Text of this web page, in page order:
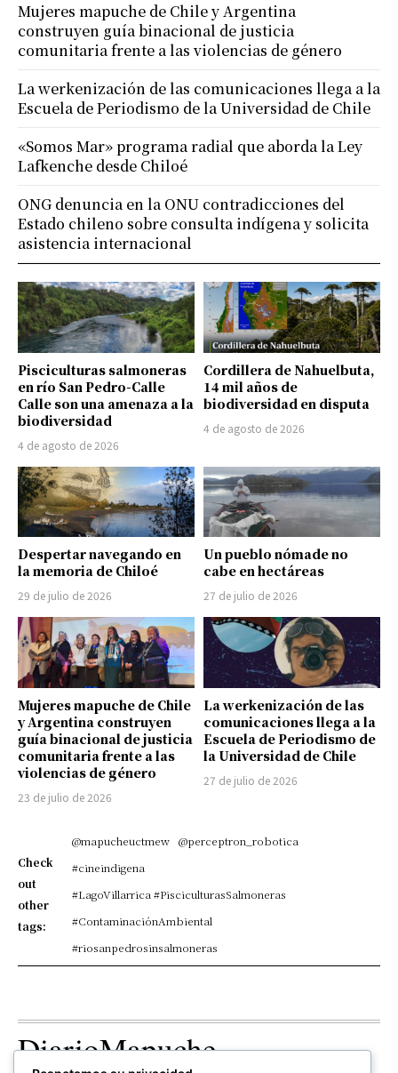
Pisciculturas salmoneras
en río San Pedro-Calle
Calle son una amenaza a la
biodiversidad
4 de agosto de 2026
Cordillera de Nahuelbuta,
14 mil años de
biodiversidad en disputa
4 de agosto de 2026
Despertar navegando en
la memoria de Chiloé
29 de julio de 2026
Un pueblo nómade no
cabe en hectáreas
27 de julio de 2026
Mujeres mapuche de Chile
y Argentina construyen
guía binacional de justicia
comunitaria frente a las
violencias de género
23 de julio de 2026
La werkenización de las
comunicaciones llega a la
Escuela de Periodismo de
la Universidad de Chile
27 de julio de 2026
Check
out
other
tags:
@mapucheuctmew @perceptron_robotica
#cineindigena
#LagoVillarrica #PisciculturasSalmoneras
#ContaminaciónAmbiental
#riosanpedrosinsalmoneras
Mujeres mapuche de Chile y Argentina
construyen guía binacional de justicia
comunitaria frente a las violencias de género
La werkenización de las comunicaciones llega a la
Escuela de Periodismo de la Universidad de Chile
«Somos Mar» programa radial que aborda la Ley
Lafkenche desde Chiloé
ONG denuncia en la ONU contradicciones del
Estado chileno sobre consulta indígena y solicita
asistencia internacional
DiarioMapuche